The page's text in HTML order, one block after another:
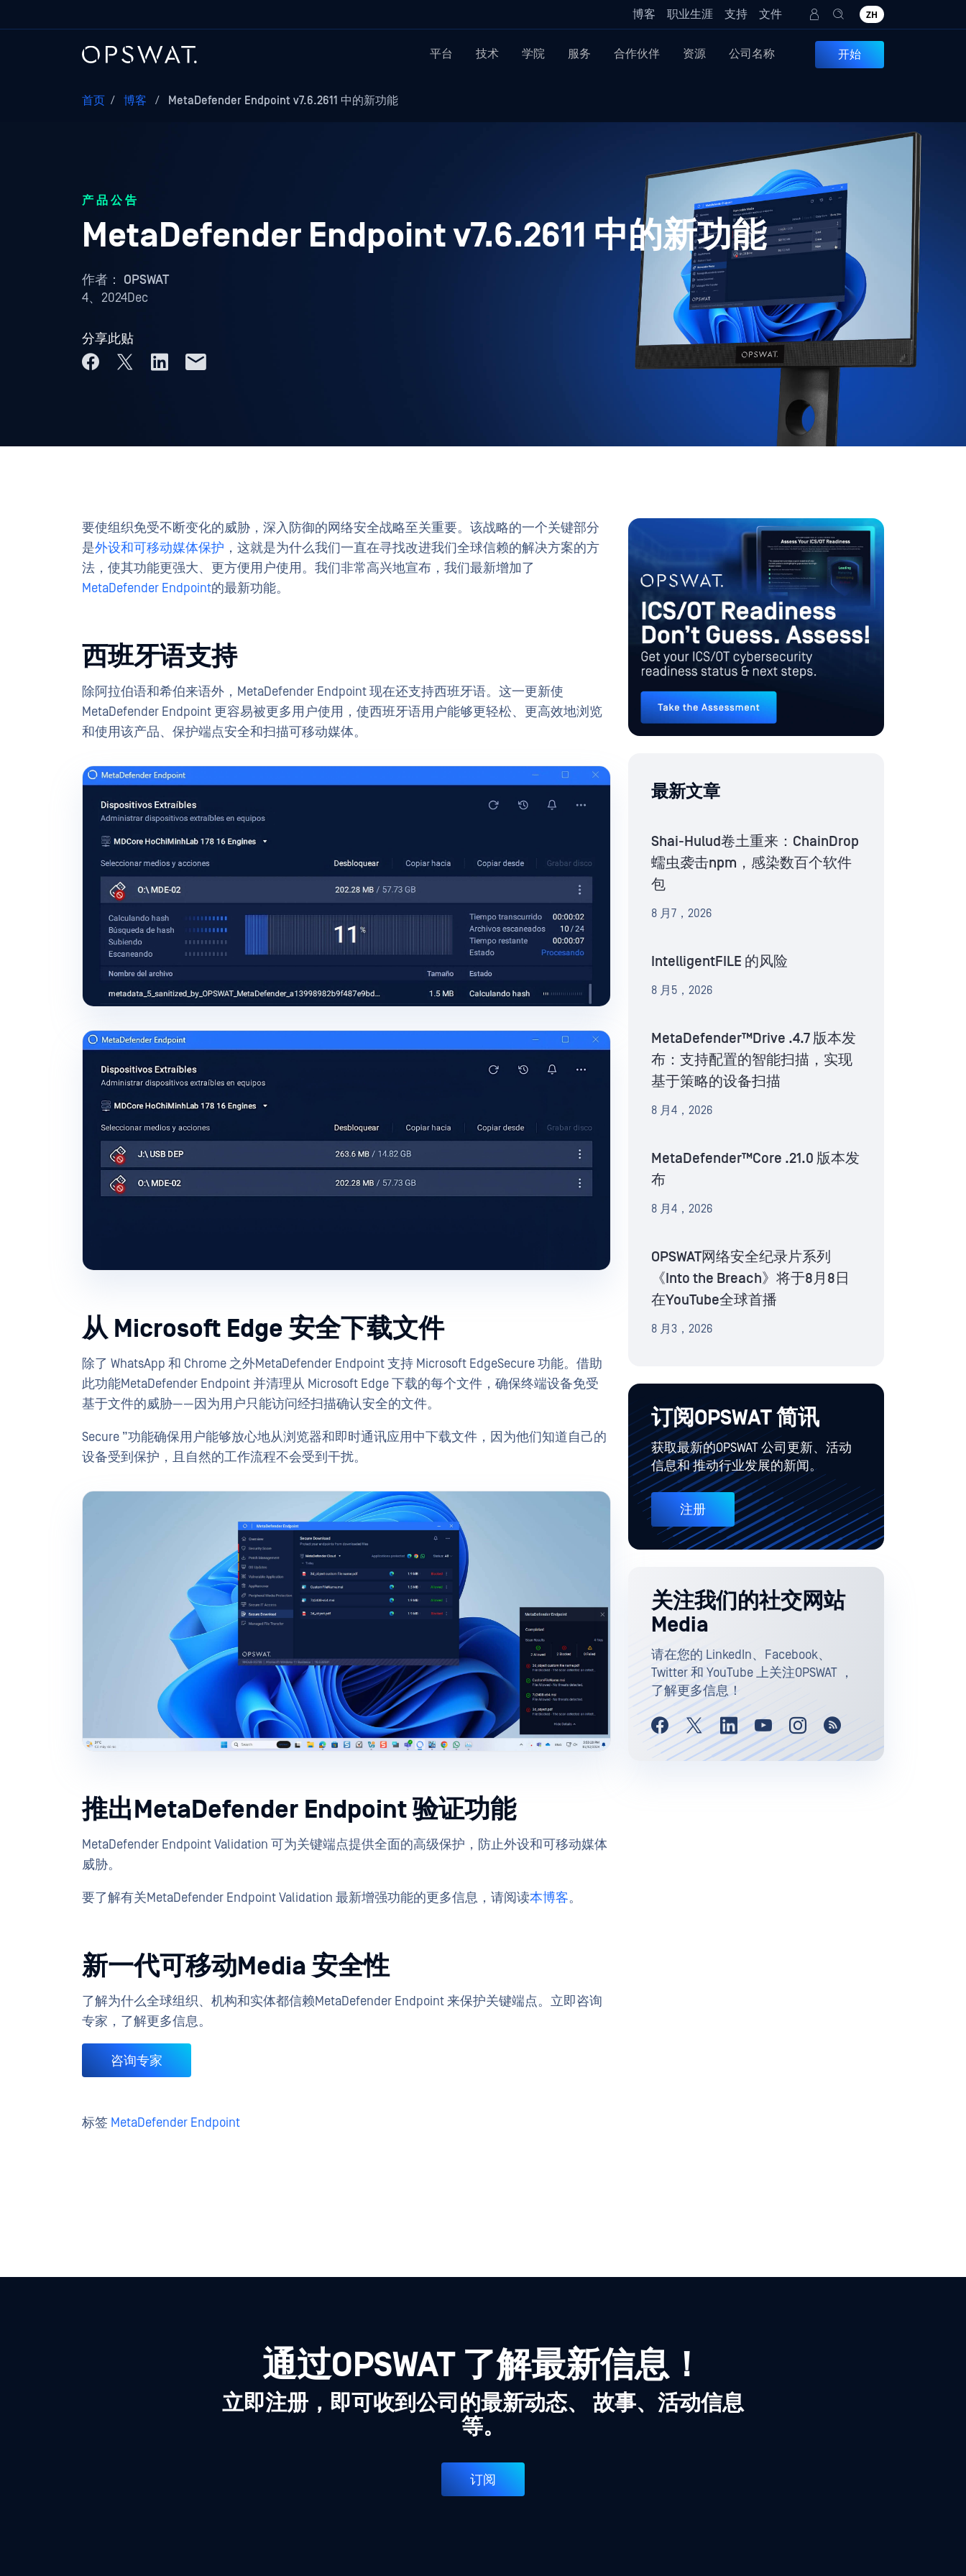
博客 职业生涯 支持 文件 ZH
平台 技术 学院 服务 合作伙伴 资源 公司名称 开始
首页 / 博客 / MetaDefender Endpoint v7.6.2611 中的新功能
产品公告
MetaDefender Endpoint v7.6.2611 中的新功能
作者： OPSWAT
4、2024Dec
分享此贴
要使组织免受不断变化的威胁，深入防御的网络安全战略至关重要。该战略的一个关键部分
是外设和可移动媒体保护 ，这就是为什么我们一直在寻找改进我们全球信赖的解决方案的方
法，使其功能更强大、更方便用户使用。我们非常高兴地宣布，我们最新增加了
MetaDefender Endpoint的最新功能。
西班牙语支持
除阿拉伯语和希伯来语外，MetaDefender Endpoint 现在还支持西班牙语。这一更新使
MetaDefender Endpoint 更容易被更多用户使用，使西班牙语用户能够更轻松、更高效地浏览
和使用该产品、保护端点安全和扫描可移动媒体。
从 Microsoft Edge 安全下载文件
除了 WhatsApp 和 Chrome 之外MetaDefender Endpoint 支持 Microsoft EdgeSecure 功能。借助
此功能MetaDefender Endpoint 并清理从 Microsoft Edge 下载的每个文件，确保终端设备免受
基于文件的威胁——因为用户只能访问经扫描确认安全的文件。
Secure ”功能确保用户能够放心地从浏览器和即时通讯应用中下载文件，因为他们知道自己的
设备受到保护，且自然的工作流程不会受到干扰。
推出MetaDefender Endpoint 验证功能
MetaDefender Endpoint Validation 可为关键端点提供全面的高级保护，防止外设和可移动媒体
威胁。
要了解有关MetaDefender Endpoint Validation 最新增强功能的更多信息，请阅读本博客。
新一代可移动Media 安全性
了解为什么全球组织、机构和实体都信赖MetaDefender Endpoint 来保护关键端点。立即咨询
专家，了解更多信息。
咨询专家
标签 MetaDefender Endpoint
最新文章
Shai-Hulud卷土重来：ChainDrop
蠕虫袭击npm，感染数百个软件
包
8 月7，2026
IntelligentFILE 的风险
8 月5，2026
MetaDefender™Drive .4.7 版本发
布：支持配置的智能扫描，实现
基于策略的设备扫描
8 月4，2026
MetaDefender™Core .21.0 版本发
布
8 月4，2026
OPSWAT网络安全纪录片系列
《Into the Breach》将于8月8日
在YouTube全球首播
8 月3，2026
订阅OPSWAT 简讯
获取最新的OPSWAT 公司更新、活动
信息和 推动行业发展的新闻。
注册
关注我们的社交网站
Media
请在您的 LinkedIn、Facebook、
Twitter 和 YouTube 上关注OPSWAT ，
了解更多信息！
通过OPSWAT 了解最新信息！
立即注册，即可收到公司的最新动态、 故事、活动信息
等。
订阅